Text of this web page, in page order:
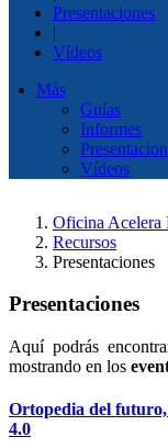
Presentaciones
|
Vídeos
Más
Guías
Informes
Vídeos
Oficina Acelera
Recursos
Presentaciones
Presentaciones
Aquí podrás
mostrando en los
Ortopedia del futuro,
4.0